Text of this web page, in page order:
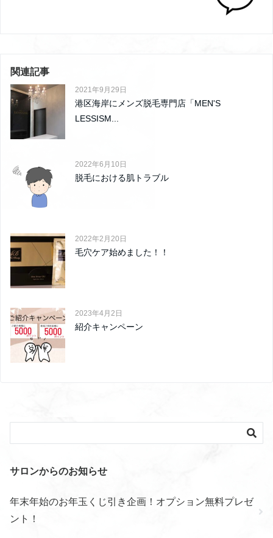
関連記事
2021年9月29日
港区海岸にメンズ脱毛専門店「MEN'S
LESSISM...
2022年6月10日
脱毛における肌トラブル
2022年2月20日
毛穴ケア始めました！！
2023年4月2日
紹介キャンペーン
サロンからのお知らせ
年末年始のお年玉くじ引き企画！オプション無料プレゼ
ント！